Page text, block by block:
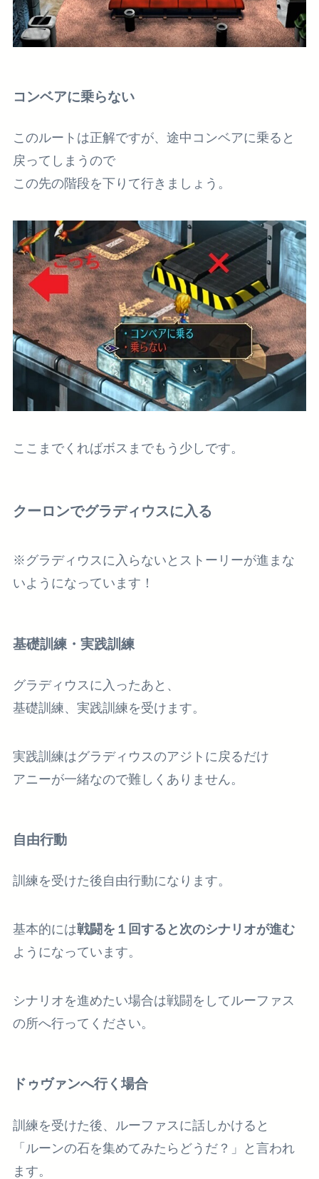
コンベアに乗らない
このルートは正解ですが、途中コンベアに乗ると
戻ってしまうので
この先の階段を下りて行きましょう。
ここまでくればボスまでもう少しです。
クーロンでグラディウスに入る
※グラディウスに入らないとストーリーが進まな
いようになっています！
基礎訓練・実践訓練
グラディウスに入ったあと、
基礎訓練、実践訓練を受けます。
実践訓練はグラディウスのアジトに戻るだけ
アニーが一緒なので難しくありません。
自由行動
訓練を受けた後自由行動になります。
基本的には戦闘を１回すると次のシナリオが進む
ようになっています。
シナリオを進めたい場合は戦闘をしてルーファス
の所へ行ってください。
ドゥヴァンへ行く場合
訓練を受けた後、ルーファスに話しかけると
「ルーンの石を集めてみたらどうだ？」と言われ
ます。